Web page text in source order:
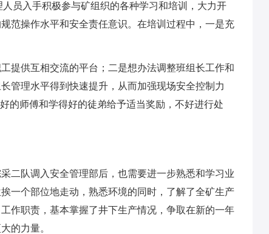
员入手积极参与矿组织的各种学习和培训，大力开
范操作水平和安全责任意识。在培训过程中，一是充
提供互相交流的平台；二是想办法调整班组长工作和
管理水平得到快速提升，从而加强现场安全控制力
的师傅和学得好的徒弟给予适当奖励，不好进行处
二队调入安全管理部后，也需要进一步熟悉和学习业
一个部位地走动，熟悉环境的同时，了解了全矿生产
作职责，基本掌握了井下生产情况，争取在新的一年
的力量。